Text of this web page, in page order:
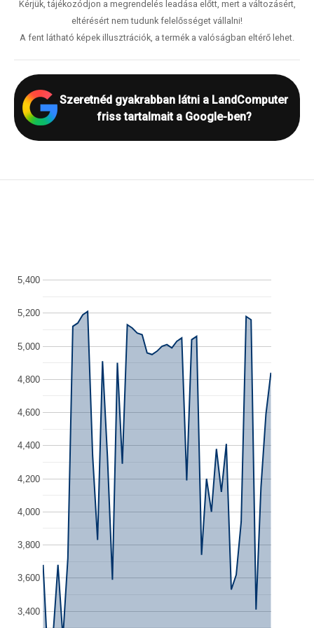
Kérjük, tájékozódjon a megrendelés leadása előtt, mert a változásért,
eltérésért nem tudunk felelősséget vállalni!
A fent látható képek illusztrációk, a termék a valóságban eltérő lehet.
Szeretnéd gyakrabban látni a LandComputer
friss tartalmait a Google-ben?
3,400
3,600
3,800
4,000
4,200
4,400
4,600
4,800
5,000
5,200
5,400